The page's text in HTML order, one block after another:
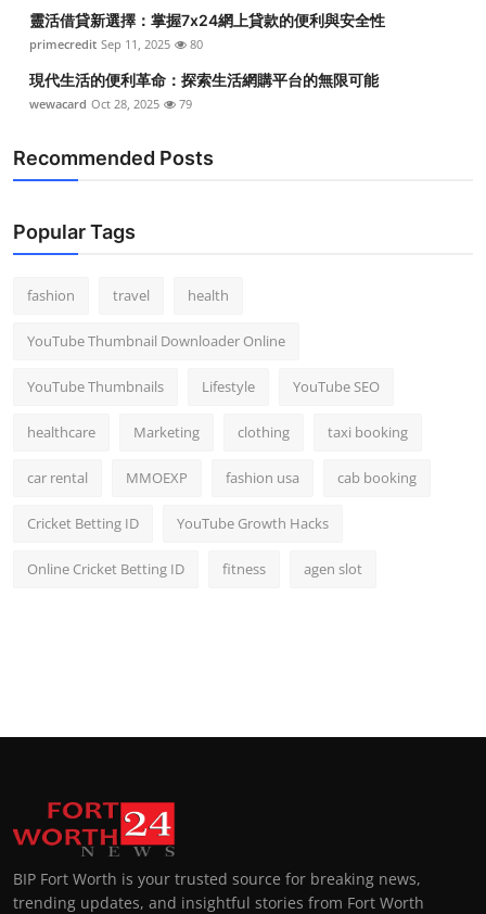
靈活借貸新選擇：掌握7x24網上貸款的便利與安全性
primecredit Sep 11, 2025 80
現代生活的便利革命：探索生活網購平台的無限可能
wewacard Oct 28, 2025 79
Recommended Posts
Popular Tags
fashion travel health
YouTube Thumbnail Downloader Online
YouTube Thumbnails Lifestyle YouTube SEO
healthcare Marketing clothing taxi booking
car rental MMOEXP fashion usa cab booking
Cricket Betting ID YouTube Growth Hacks
Online Cricket Betting ID fitness agen slot
BIP Fort Worth is your trusted source for breaking news,
trending updates, and insightful stories from Fort Worth